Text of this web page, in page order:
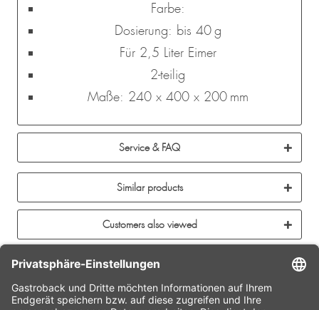
Farbe:
Dosierung: bis 40 g
Für 2,5 Liter Eimer
2-teilig
Maße: 240 x 400 x 200 mm
Service & FAQ
Similar products
Customers also viewed
CONTACT